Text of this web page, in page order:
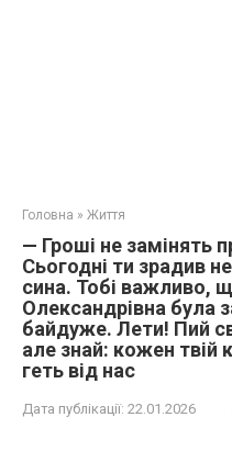
Головна » Життя
— Гроші не замінять
Сьогодні ти зрадив
сина. Тобі важливо,
Олександрівна була
байдуже. Лети! Пий
але знай: кожен твій
геть від нас
Дата публікації: 22.01.2026